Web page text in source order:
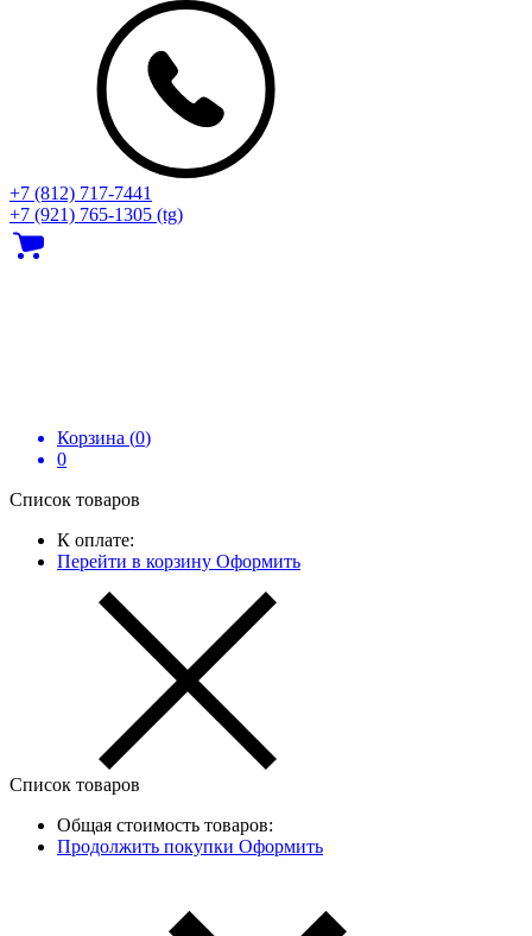
+7 (812) 717‑7441
+7 (921) 765-1305 (tg)
Корзина (0)
0
Список товаров
К оплате:
Перейти в корзину Оформить
Список товаров
Общая стоимость товаров:
Продолжить покупки Оформить